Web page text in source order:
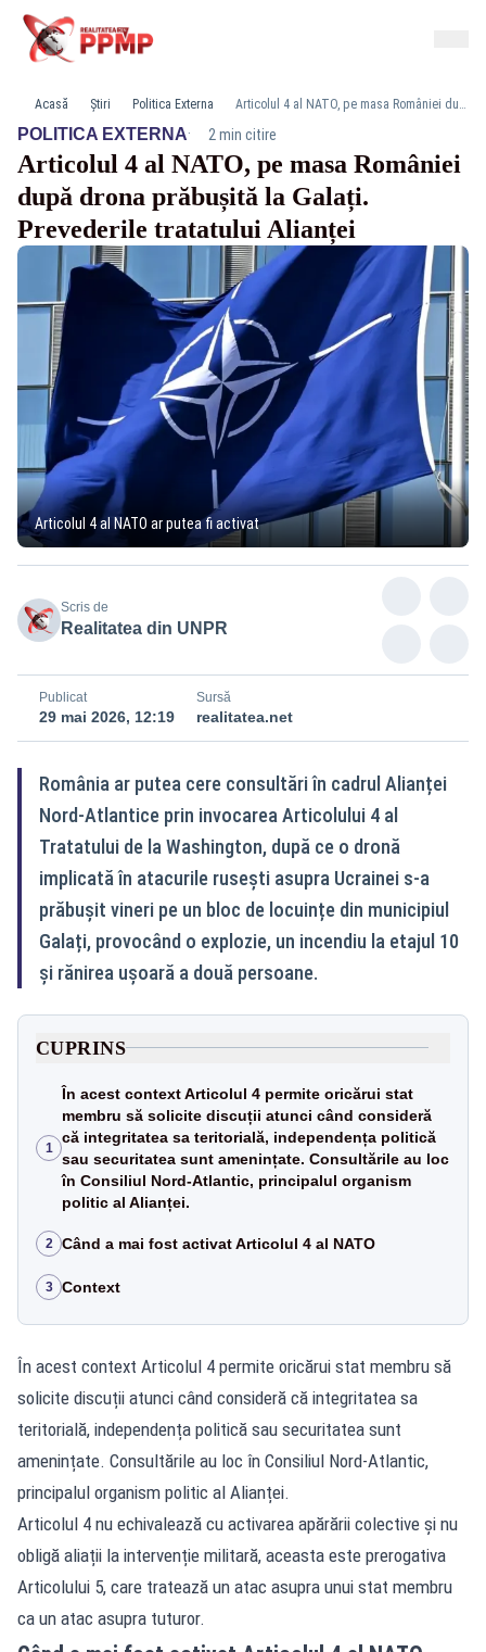
Acasă Știri Politica Externa Articolul 4 al NATO, pe masa României după drona prăbușită la Galați. Prevederile tratatului Alianței
POLITICA EXTERNA· 2 min citire
Articolul 4 al NATO, pe masa României
după drona prăbușită la Galați.
Prevederile tratatului Alianței
Articolul 4 al NATO ar putea fi activat
Scris de
Realitatea din UNPR
Publicat
29 mai 2026, 12:19
Sursă
realitatea.net
România ar putea cere consultări în cadrul Alianței
Nord-Atlantice prin invocarea Articolului 4 al
Tratatului de la Washington, după ce o dronă
implicată în atacurile rusești asupra Ucrainei s-a
prăbușit vineri pe un bloc de locuințe din municipiul
Galați, provocând o explozie, un incendiu la etajul 10
și rănirea ușoară a două persoane.
CUPRINS
1
În acest context Articolul 4 permite oricărui stat
membru să solicite discuții atunci când consideră
că integritatea sa teritorială, independența politică
sau securitatea sunt amenințate. Consultările au loc
în Consiliul Nord-Atlantic, principalul organism
politic al Alianței.
2 Când a mai fost activat Articolul 4 al NATO
3 Context
În acest context Articolul 4 permite oricărui stat membru să
solicite discuții atunci când consideră că integritatea sa
teritorială, independența politică sau securitatea sunt
amenințate. Consultările au loc în Consiliul Nord-Atlantic,
principalul organism politic al Alianței.
Articolul 4 nu echivalează cu activarea apărării colective și nu
obligă aliații la intervenție militară, aceasta este prerogativa
Articolului 5, care tratează un atac asupra unui stat membru
ca un atac asupra tuturor.